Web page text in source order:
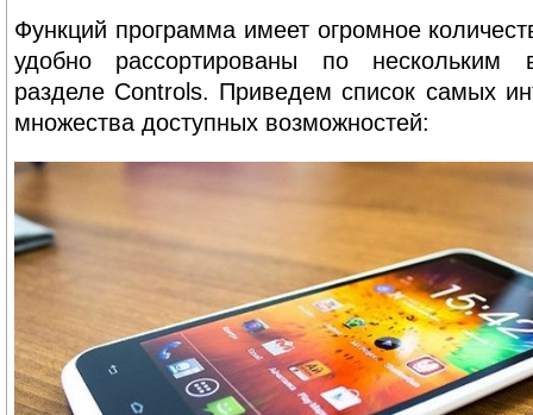
Функций программа имеет огромное
удобно рассортированы по нескольким
разделе Controls. Приведем список самых
множества доступных возможностей: